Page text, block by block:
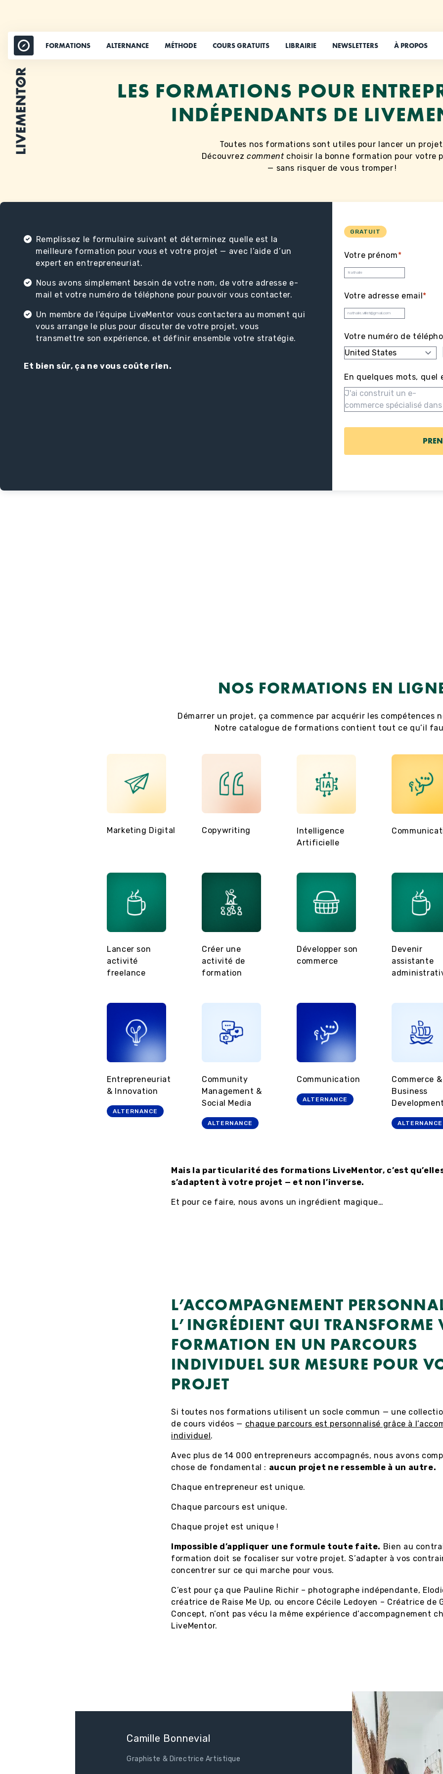
contenu
FORMATIONS ALTERNANCE MÉTHODE COURS GRATUITS LIBRAIRIE NEWSLETTERS À PROPOS
LES FORMATIONS POUR
INDÉPENDANTS DE
Toutes nos formations sont utiles pour lancer un
Découvrezcommentchoisir la bonne formation pour votre
— sans risquer de vous tromper !
Remplissez le formulaire suivant et déterminez quelle est la
meilleure formation pour vous et votre projet — avec l’aide d’un
expert en entrepreneuriat.
Nous avons simplement besoin de votre nom, de votre adresse e-
mail et votre numéro de téléphone pour pouvoir vous contacter.
Un membre de l’équipe LiveMentor vous contactera au moment qui
vous arrange le plus pour discuter de votre projet, vous
transmettre son expérience, et définir ensemble votre stratégie.
Et bien sûr, ça ne vous coûte rien.
GRATUIT
Votre prénom*
Votre adresse email*
Votre numéro de
En quelques mots, quel
NOS FORMATIONS EN
Démarrer un projet, ça commence par acquérir les compétences
Notre catalogue de formations contient tout ce qu’il
Marketing Digital Copywriting
Intelligence
Artificielle
Lancer son
activité
freelance
Créer une
activité de
formation
Développer son
commerce
Devenir
assistante
Entrepreneuriat
& Innovation
ALTERNANCE
Community
Management &
Social Media
ALTERNANCE
Communication
ALTERNANCE
Commerce &
Business
Development
ALTERNANCE
Mais la particularité des formations LiveMentor, c’est
s’adaptent à votre projet — et non l’inverse.
Et pour ce faire, nous avons un ingrédient magique…
L’ACCOMPAGNEMENT
L’INGRÉDIENT QUI TRANSFORME
FORMATION EN UN PARCOURS
INDIVIDUEL SUR MESURE POUR
PROJET
Si toutes nos formations utilisent un socle commun — une
de cours vidéos — chaque parcours est personnalisé grâce à
individuel.
Avec plus de 14 000 entrepreneurs accompagnés, nous avons
chose de fondamental : aucun projet ne ressemble à un autre.
Chaque entrepreneur est unique.
Chaque parcours est unique.
Chaque projet est unique !
Impossible d’appliquer une formule toute faite. Bien au
formation doit se focaliser sur votre projet. S’adapter à vos
concentrer sur ce qui marche pour vous.
C’est pour ça que Pauline Richir – photographe indépendante,
créatrice de Raise Me Up, ou encore Cécile Ledoyen – Créatrice de
Concept, n’ont pas vécu la même expérience d’accompagnement
LiveMentor.
Camille Bonnevial
Graphiste & Directrice Artistique